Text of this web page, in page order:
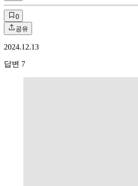
0
공유
2024.12.13
답변 7